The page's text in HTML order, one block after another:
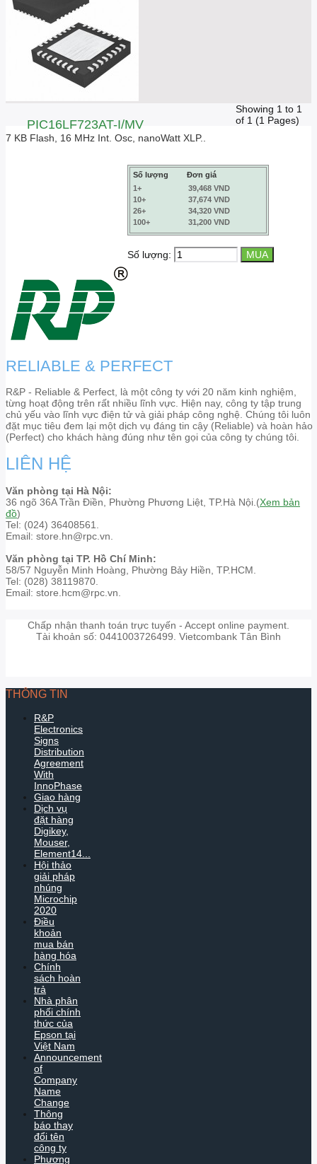
PIC16LF723AT-I/MV
7 KB Flash, 16 MHz Int. Osc, nanoWatt XLP..
Số lượng
Đơn giá
1+
39,468 VND
10+
37,674 VND
26+
34,320 VND
100+
31,200 VND
Số lượng:
Showing 1 to 1
of 1 (1 Pages)
RELIABLE & PERFECT
R&P - Reliable & Perfect, là một công ty với 20 năm kinh nghiệm,
từng hoạt động trên rất nhiều lĩnh vực. Hiện nay, công ty tập trung
chủ yếu vào lĩnh vực điện tử và giải pháp công nghệ. Chúng tôi luôn
đặt mục tiêu đem lại một dịch vụ đáng tin cậy (Reliable) và hoàn hảo
(Perfect) cho khách hàng đúng như tên gọi của công ty chúng tôi.
LIÊN HỆ
Văn phòng tại Hà Nội:
36 ngõ 36A Trần Điền, Phường Phương Liệt, TP.Hà Nội.(Xem bản
đồ)
Tel: (024) 36408561.
Email: store.hn@rpc.vn.
Văn phòng tại TP. Hồ Chí Minh:
58/57 Nguyễn Minh Hoàng, Phường Bảy Hiền, TP.HCM.
Tel: (028) 38119870.
Email: store.hcm@rpc.vn.
Chấp nhận thanh toán trực tuyến - Accept online payment.
Tài khoản số: 0441003726499. Vietcombank Tân Bình
THÔNG TIN
R&P
Electronics
Signs
Distribution
Agreement
With
InnoPhase
Giao hàng
Dịch vụ
đặt hàng
Digikey,
Mouser,
Element14...
Hội thảo
giải pháp
nhúng
Microchip
2020
Điều
khoản
mua bán
hàng hóa
Chính
sách hoàn
trả
Nhà phân
phối chính
thức của
Epson tại
Việt Nam
Announcement
of
Company
Name
Change
Thông
báo thay
đổi tên
công ty
Phương